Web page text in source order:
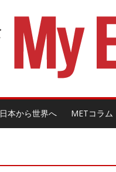
日本から世界へ METコラム